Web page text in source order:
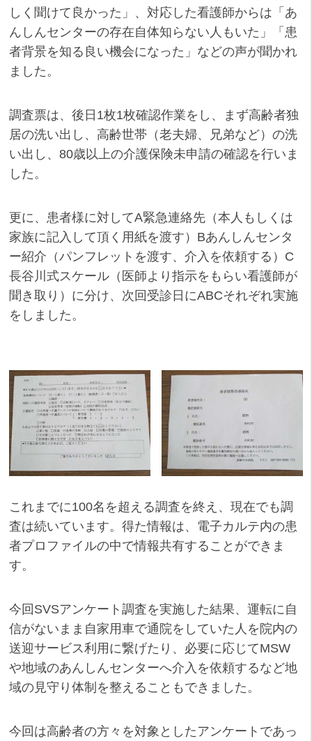
しく聞けて良かった」、対応した看護師からは「あ
んしんセンターの存在自体知らない人もいた」「患
者背景を知る良い機会になった」などの声が聞かれ
ました。
調査票は、後日1枚1枚確認作業をし、まず高齢者独
居の洗い出し、高齢世帯（老夫婦、兄弟など）の洗
い出し、80歳以上の介護保険未申請の確認を行いま
した。
更に、患者様に対してA緊急連絡先（本人もしくは
家族に記入して頂く用紙を渡す）Bあんしんセンタ
ー紹介（パンフレットを渡す、介入を依頼する）C
長谷川式スケール（医師より指示をもらい看護師が
聞き取り）に分け、次回受診日にABCそれぞれ実施
をしました。
これまでに100名を超える調査を終え、現在でも調
査は続いています。得た情報は、電子カルテ内の患
者プロファイルの中で情報共有することができま
す。
今回SVSアンケート調査を実施した結果、運転に自
信がないまま自家用車で通院をしていた人を院内の
送迎サービス利用に繋げたり、必要に応じてMSW
や地域のあんしんセンターへ介入を依頼するなど地
域の見守り体制を整えることもできました。
今回は高齢者の方々を対象としたアンケートであっ